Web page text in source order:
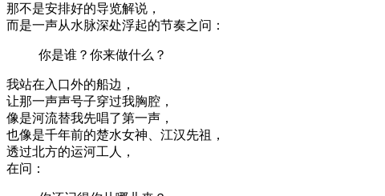
那不是安排好的导览解说，
而是一声从水脉深处浮起的节奏之问：
你是谁？你来做什么？
我站在入口外的船边，
让那一声声号子穿过我胸腔，
像是河流替我先唱了第一声，
也像是千年前的楚水女神、江汉先祖，
透过北方的运河工人，
在问：